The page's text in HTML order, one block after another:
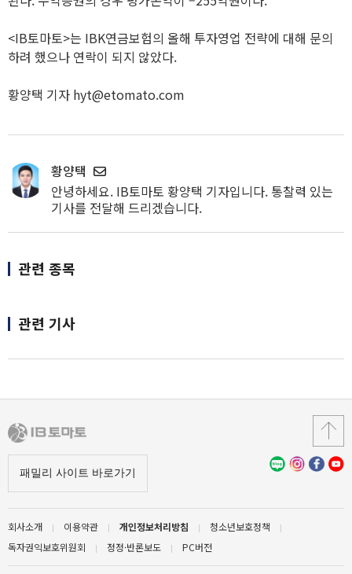
<IB토마토>는 IBK연금보험의 올해 투자영업 전략에 대해 문의
하려 했으나 연락이 되지 않았다.
황양택 기자 hyt@etomato.com
황양택
안녕하세요. IB토마토 황양택 기자입니다. 통찰력 있는
기사를 전달해 드리겠습니다.
관련 종목
관련 기사
회사소개 이용약관 개인정보처리방침
청소년보호정책
독자권익보호위원회
정정·반론보도 PC버전